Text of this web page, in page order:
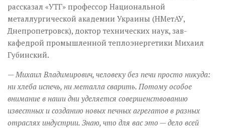
рассказал «УТГ» профессор Национальной
металлургической академии Украины (НМетАУ,
Днепропетровск), доктор технических наук, зав­
кафедрой промышленной теплоэнергетики Михаил
Губинский.
— Михаил Владимирович, человеку без печи просто никуда:
ни хлеба испечь, ни металла сварить. Потому особое
внимание в наши дни уделяется совершенствованию
известных и созданию новых печных агрегатов в разных
отраслях индустрии. Знаю, что для вас это — дело всей